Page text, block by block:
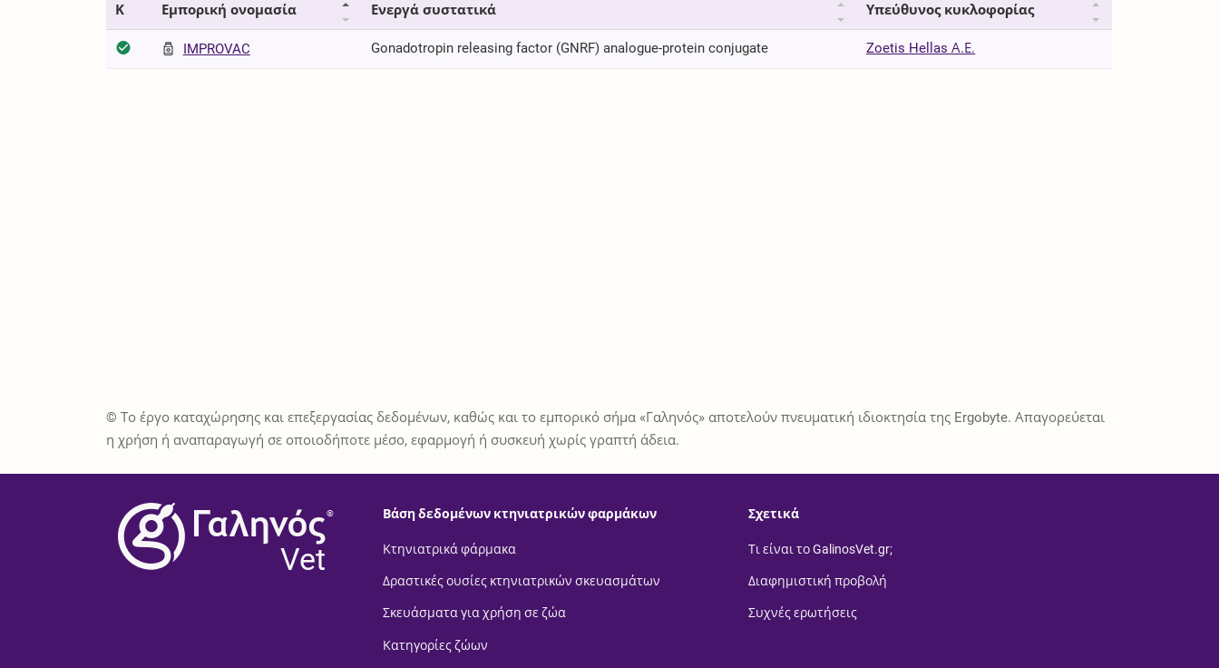
Κ Εμπορική ονομασία Ενεργά συστατικά Υπεύθυνος κυκλοφορίας
IMPROVAC Gonadotropin releasing factor (GNRF) analogue-protein conjugate Zoetis Hellas Α.Ε.
© Το έργο καταχώρησης και επεξεργασίας δεδομένων, καθώς και το εμπορικό σήμα «Γαληνός» αποτελούν πνευματική ιδιοκτησία της Ergobyte. Απαγορεύεται
η χρήση ή αναπαραγωγή σε οποιοδήποτε μέσο, εφαρμογή ή συσκευή χωρίς γραπτή άδεια.
®
Vet
Βάση δεδομένων κτηνιατρικών φαρμάκων
Κτηνιατρικά φάρμακα
Δραστικές ουσίες κτηνιατρικών σκευασμάτων
Σκευάσματα για χρήση σε ζώα
Κατηγορίες ζώων
Σχετικά
Τι είναι το GalinosVet.gr;
Διαφημιστική προβολή
Συχνές ερωτήσεις